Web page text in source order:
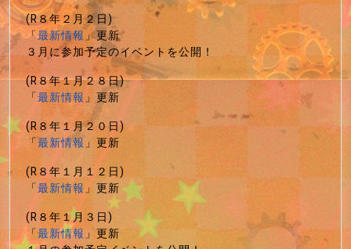
(R８年２月２日)
「最新情報」更新
３月に参加予定のイベントを公開！
(R８年１月２８日)
「最新情報」更新
(R８年１月２０日)
「最新情報」更新
(R８年１月１２日)
「最新情報」更新
(R８年１月３日)
「最新情報」更新